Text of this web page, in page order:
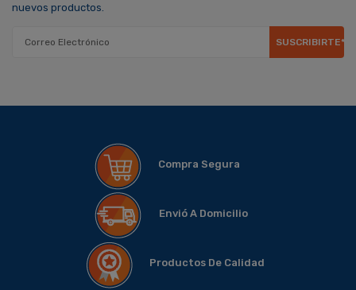
nuevos productos.
SUSCRIBIRTE*
Compra Segura
Envió A Domicilio
Productos De Calidad